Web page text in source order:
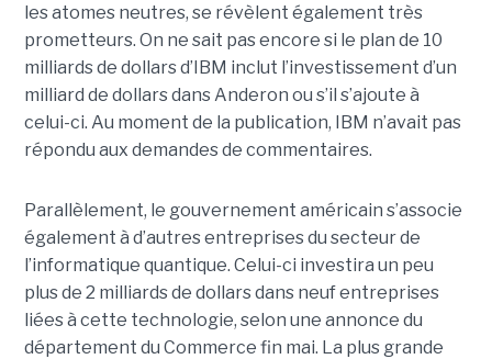
les atomes neutres, se révèlent également très
prometteurs. On ne sait pas encore si le plan de 10
milliards de dollars d’IBM inclut l’investissement d’un
milliard de dollars dans Anderon ou s’il s’ajoute à
celui-ci. Au moment de la publication, IBM n’avait pas
répondu aux demandes de commentaires.
Parallèlement, le gouvernement américain s’associe
également à d’autres entreprises du secteur de
l’informatique quantique. Celui-ci investira un peu
plus de 2 milliards de dollars dans neuf entreprises
liées à cette technologie, selon une annonce du
département du Commerce fin mai. La plus grande